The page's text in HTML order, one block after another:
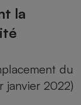
la
du
janvier 2022)